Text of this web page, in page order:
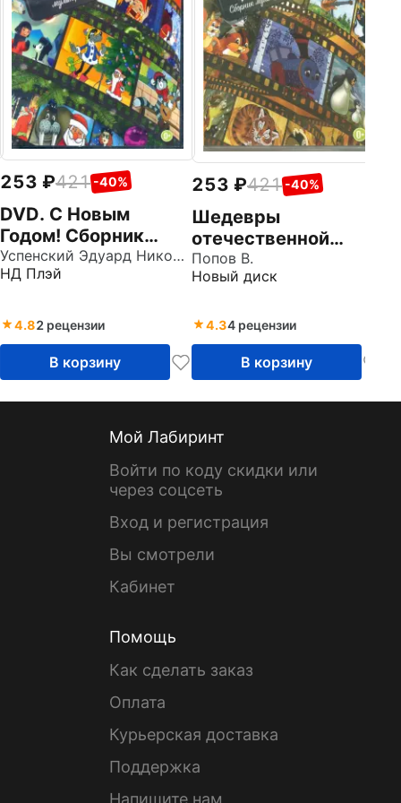
253 421 -40%
DVD. С Новым
Годом! Сборник
мультфильмов
Успенский Эдуард Николаевич
НД Плэй
4.82 рецензии
В корзину
253 421 -40%
Шедевры
отечественной
мультипликации.
Сказки для самых
Попов В.
Новый диск
4.34 рецензии
В корзину
Мой Лабиринт
Войти по коду скидки или
через соцсеть
Вход и регистрация
Вы смотрели
Кабинет
Помощь
Как сделать заказ
Оплата
Курьерская доставка
Поддержка
Напишите нам